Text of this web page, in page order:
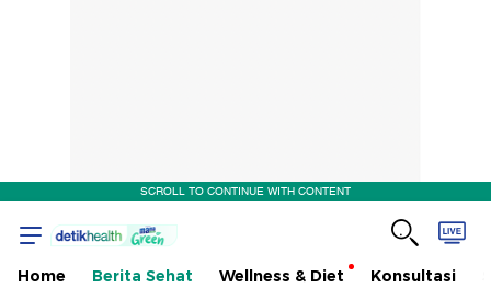
SCROLL TO CONTINUE WITH CONTENT
Home Berita Sehat Wellness & Diet Konsultasi